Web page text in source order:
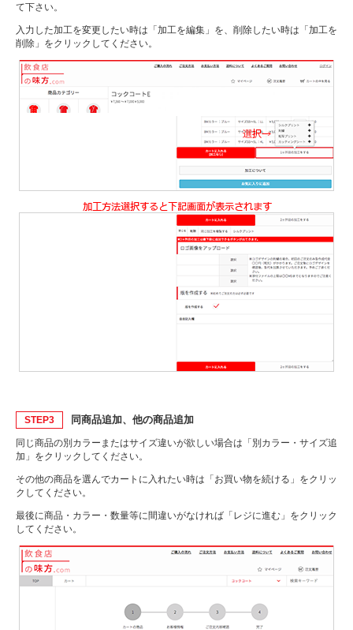
て下さい。
入力した加工を変更したい時は「加工を編集」を、削除したい時は「加工を
削除」をクリックしてください。
STEP3 同商品追加、他の商品追加
同じ商品の別カラーまたはサイズ違いが欲しい場合は「別カラー・サイズ追
加」をクリックしてください。
その他の商品を選んでカートに入れたい時は「お買い物を続ける」をクリッ
クしてください。
最後に商品・カラー・数量等に間違いがなければ「レジに進む」をクリック
してください。